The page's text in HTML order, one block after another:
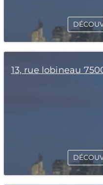
13, rue lobineau